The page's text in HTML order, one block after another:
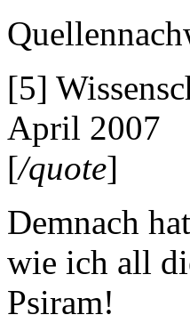
[5]
April 2007
[/quote]
Demnach
wie ich all
Psiram!